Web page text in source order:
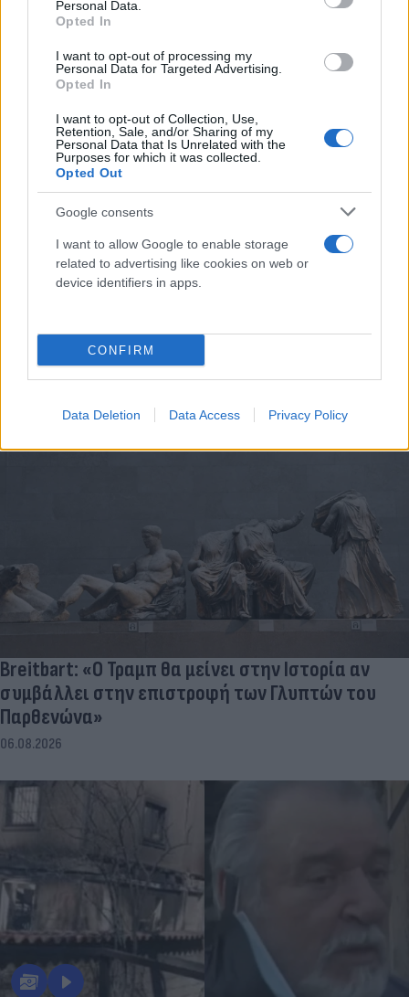
Personal Data.
Opted In
I want to opt-out of processing my
Personal Data for Targeted Advertising.
Opted In
I want to opt-out of Collection, Use,
Retention, Sale, and/or Sharing of my
Personal Data that Is Unrelated with the
Purposes for which it was collected.
Opted Out
Google consents
I want to allow Google to enable storage
related to advertising like cookies on web or
device identifiers in apps.
CONFIRM
Data Deletion Data Access Privacy Policy
Μυστράς: Από παθολογικά αίτια ο θάνατος
του ηλικιωμένου που βρέθηκε σε
06.08.2026
Breitbart: «Ο Τραμπ θα μείνει στην Ιστορία αν
συμβάλλει στην επιστροφή των Γλυπτών του
Παρθενώνα»
06.08.2026